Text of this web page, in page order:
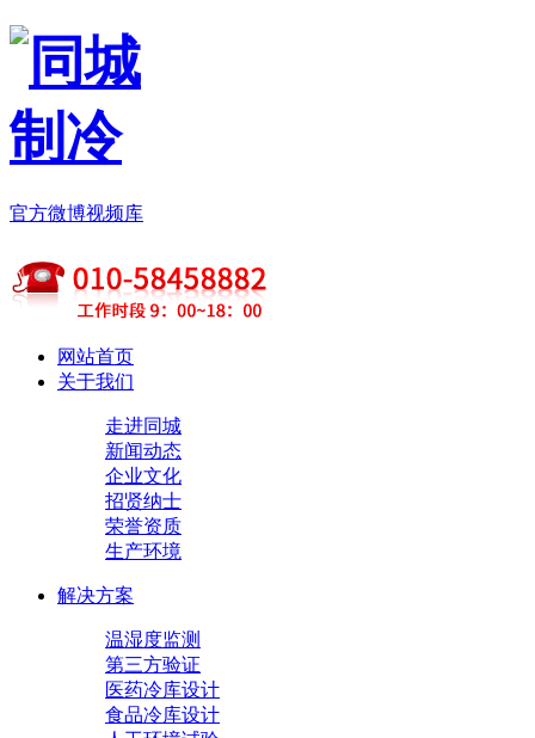
官方微博视频库
网站首页
关于我们
走进同城
新闻动态
企业文化
招贤纳士
荣誉资质
生产环境
解决方案
温湿度监测
第三方验证
医药冷库设计
食品冷库设计